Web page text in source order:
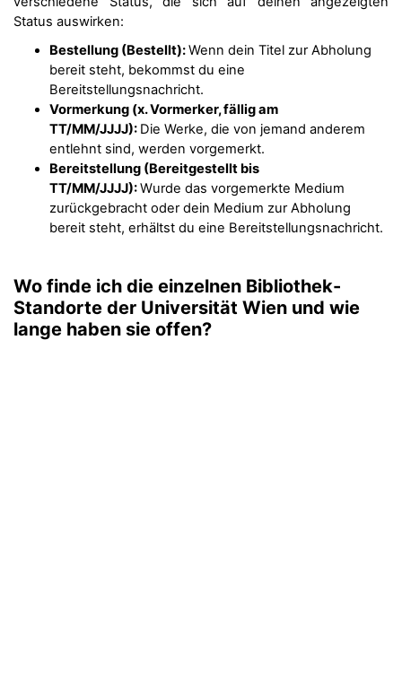
Status auswirken:
Bestellung (Bestellt):Wenn dein Titel zur Abholung
bereit steht, bekommst du eine
Bereitstellungsnachricht.
Vormerkung (x. Vormerker, fällig am
TT/MM/JJJJ): Die Werke, die von jemand anderem
entlehnt sind, werden vorgemerkt.
Bereitstellung (Bereitgestellt bis
TT/MM/JJJJ):Wurde das vorgemerkte Medium
zurückgebracht oder dein Medium zur Abholung
bereit steht, erhältst du eine Bereitstellungsnachricht.
Wo finde ich die einzelnen Bibliothek-
Standorte der Universität Wien und wie
lange haben sie offen?